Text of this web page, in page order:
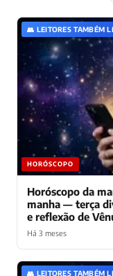
👥 LEITORES TAMBÉM
HORÓSCOPO
Horóscopo da
manha — terça
e reflexão de
Há 3 meses
👥 LEITORES TAMBÉM